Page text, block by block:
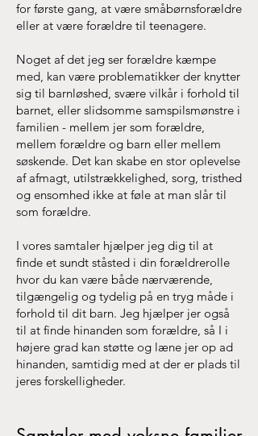
for første gang, at være småbørnsforældre
eller at være forældre til teenagere.
Noget af det jeg ser forældre kæmpe
med, kan være problematikker der knytter
sig til barnløshed, svære vilkår i forhold til
barnet, eller slidsomme samspilsmønstre i
familien - mellem jer som forældre,
mellem forældre og barn eller mellem
søskende. Det kan skabe en stor oplevelse
af afmagt, utilstrækkelighed, sorg, tristhed
og ensomhed ikke at føle at man slår til
som forældre.
I vores samtaler hjælper jeg dig til at
finde et sundt ståsted i din forældrerolle
hvor du kan være både nærværende,
tilgængelig og tydelig på en tryg måde i
forhold til dit barn. Jeg hjælper jer også
til at finde hinanden som forældre, så I i
højere grad kan støtte og læne jer op ad
hinanden, samtidig med at der er plads til
jeres forskelligheder.